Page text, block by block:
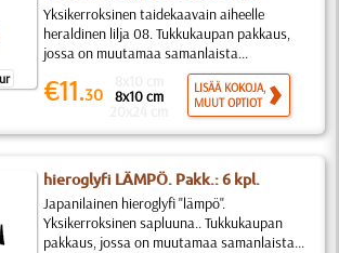
Yksikerroksinen taidekaavain aiheelle
heraldinen lilja 08. Tukkukaupan pakkaus,
jossa on muutamaa samanlaista...
€11.30 8x10 cm
LISÄÄ KOKOJA,
MUUT OPTIOT
hieroglyfi LÄMPÖ. Pakk.: 6 kpl.
Japanilainen hieroglyfi "lämpö".
Yksikerroksinen sapluuna.. Tukkukaupan
pakkaus, jossa on muutamaa samanlaista...